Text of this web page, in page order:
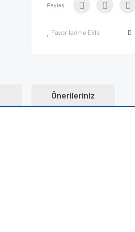
Paylaş:
Favorilerime Ekle
Önerileriniz